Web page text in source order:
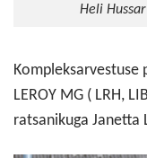
Heli Hussar
Kompleksarvestuse
LEROY MG ( LRH,
ratsanikuga Janetta